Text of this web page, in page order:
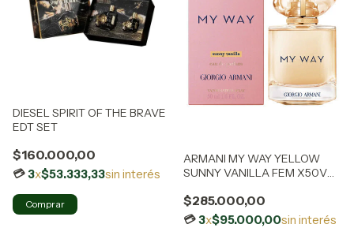
DIESEL SPIRIT OF THE BRAVE
EDT SET
$160.000,00
3x$53.333,33sin interés
ARMANI MY WAY YELLOW
SUNNY VANILLA FEM X50V
$285.000,00
3x$95.000,00sin interés